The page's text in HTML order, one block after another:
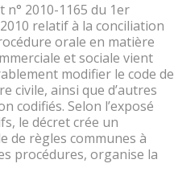
n° 2010-1165 du 1er
relatif à la conciliation
orale en matière
et sociale vient
modifier le code de
civile, ainsi que d’autres
codifiés. Selon l’exposé
le décret crée un
de règles communes à
procédures, organise la